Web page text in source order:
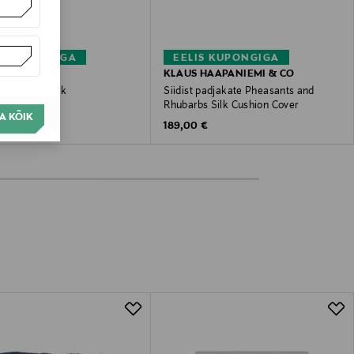
KÕIK
KUPONGIGA
KANKURIT
villane tekk
Price
EELIS KUPONGIGA
KLAUS HAAPANIEMI & CO
Siidist padjakate Pheasants and
Rhubarbs Silk Cushion Cover
Original Price
189,00 €